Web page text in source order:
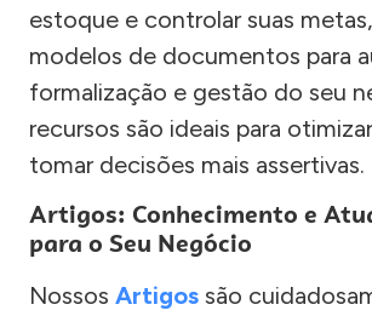
estoque e controlar suas
modelos de documentos para
formalização e gestão do seu
recursos são ideais para
tomar decisões mais assertivas.
Artigos: Conhecimento e
para o Seu Negócio
Nossos Artigos são